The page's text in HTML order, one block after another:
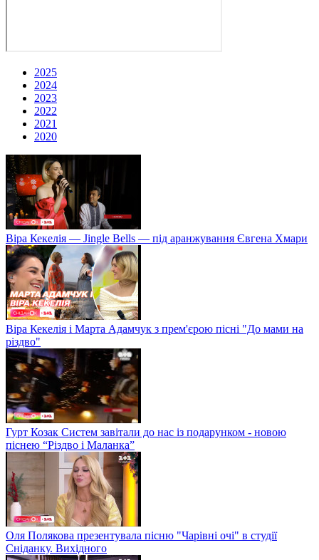
2025
2024
2023
2022
2021
2020
Віра Кекелія — Jingle Bells — під аранжування Євгена Хмари
Віра Кекелія і Марта Адамчук з прем'єрою пісні "До мами на
різдво"
Гурт Козак Систем завітали до нас із подарунком - новою
піснею “Різдво і Маланка”
Оля Полякова презентувала пісню "Чарівні очі" в студії
Сніданку. Вихідного